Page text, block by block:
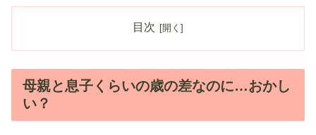
目次
母親と息子くらいの歳の差なのに…おかし
い？